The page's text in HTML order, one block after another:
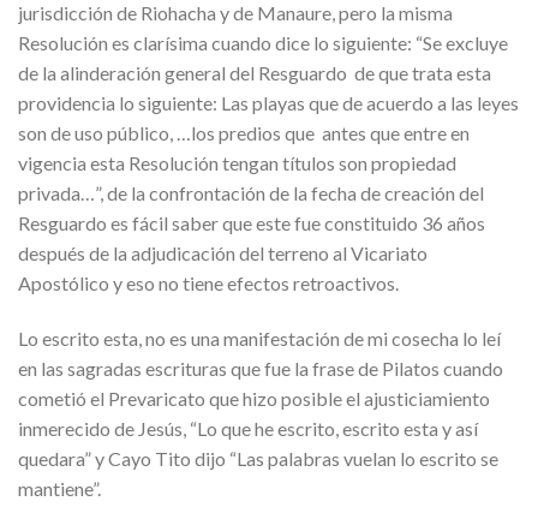
jurisdicción de Riohacha y de Manaure, pero la misma
Resolución es clarísima cuando dice lo siguiente: “Se excluye
de la alinderación general del Resguardo de que trata esta
providencia lo siguiente: Las playas que de acuerdo a las leyes
son de uso público, …los predios que antes que entre en
vigencia esta Resolución tengan títulos son propiedad
privada…”, de la confrontación de la fecha de creación del
Resguardo es fácil saber que este fue constituido 36 años
después de la adjudicación del terreno al Vicariato
Apostólico y eso no tiene efectos retroactivos.
Lo escrito esta, no es una manifestación de mi cosecha lo leí
en las sagradas escrituras que fue la frase de Pilatos cuando
cometió el Prevaricato que hizo posible el ajusticiamiento
inmerecido de Jesús, “Lo que he escrito, escrito esta y así
quedara” y Cayo Tito dijo “Las palabras vuelan lo escrito se
mantiene”.